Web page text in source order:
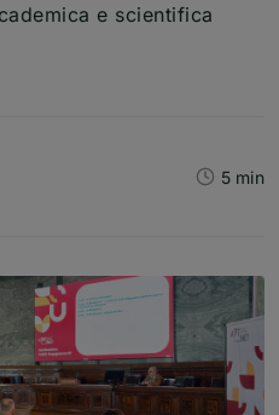
e scientifica
5 min